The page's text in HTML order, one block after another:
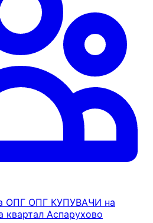
ОПГ ОПГ КУПУВАЧИ на
квартал Аспарухово